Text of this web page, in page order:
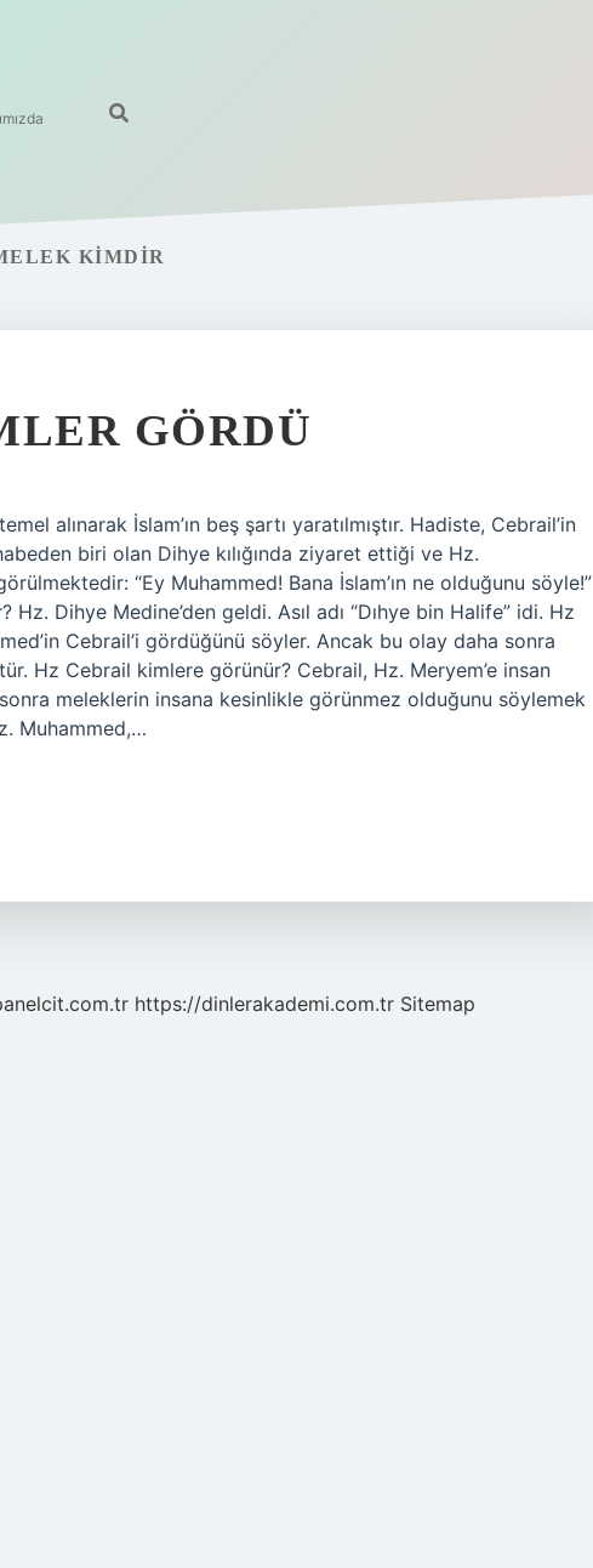
KIMDIR
GÖRDÜ
alınarak İslam’ın beş şartı yaratılmıştır. Hadiste, Cebrail’in
biri olan Dihye kılığında ziyaret ettiği ve Hz.
“Ey Muhammed! Bana İslam’ın ne olduğunu söyle!”
Hz. Dihye Medine’den geldi. Asıl adı “Dıhye bin Halife” idi. Hz
Cebrail’i gördüğünü söyler. Ancak bu olay daha sonra
Hz Cebrail kimlere görünür? Cebrail, Hz. Meryem’e insan
meleklerin insana kesinlikle görünmez olduğunu söylemek
Muhammed,…
https://dinlerakademi.com.tr Sitemap